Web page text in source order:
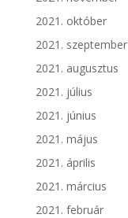
2021. október
2021. szeptember
2021. augusztus
2021. július
2021. június
2021. május
2021. április
2021. március
2021. február